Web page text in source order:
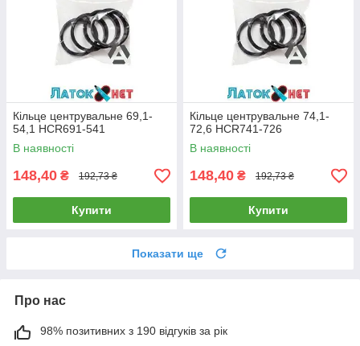
Кільце центрувальне 69,1-
54,1 HCR691-541
В наявності
148,40 ₴ 192,73 ₴
Купити
Кільце центрувальне 74,1-
72,6 HCR741-726
В наявності
148,40 ₴ 192,73 ₴
Купити
Показати ще
Про нас
98% позитивних з 190 відгуків за рік